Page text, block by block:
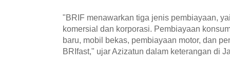
"BRIF menawarkan tiga jenis pembiayaan,
komersial dan korporasi. Pembiayaan
baru, mobil bekas, pembiayaan motor, dan
BRIfast," ujar Azizatun dalam keterangan di